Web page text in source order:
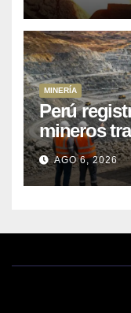
MINERÍA
Perú
mineros
de mil
cobre y oro
AGO 6, 2026